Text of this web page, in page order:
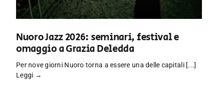
Nuoro Jazz 2026: seminari, festival e
omaggio a Grazia Deledda
Per nove giorni Nuoro torna a essere una delle capitali [...]
Leggi →